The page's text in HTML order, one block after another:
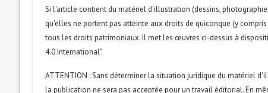
Si l'article contient du matériel d'illustration (dessins,
qu'elles ne portent pas atteinte aux droits de quiconque (y
tous les droits patrimoniaux. Il met les œuvres ci-dessus à
4.0 International".
ATTENTION : Sans déterminer la situation juridique du matériel
la publication ne sera pas acceptée pour un travail éditorial. En